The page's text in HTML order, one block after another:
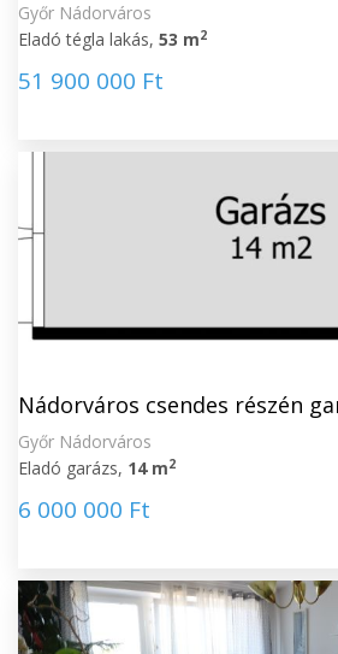
Győr Nádorváros
Eladó tégla lakás, 53 m2
51 900 000 Ft
Nádorváros csendes részén
Győr Nádorváros
Eladó garázs, 14 m2
6 000 000 Ft